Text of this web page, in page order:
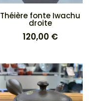
Théière fonte Iwachu
droite
120,00 €